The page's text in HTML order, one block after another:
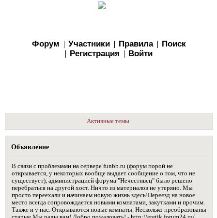
Форум Участники Правила
Поиск
Регистрация
Войти
Активные темы
Объявление
В связи с проблемами на сервере funbb.ru (форум порой не
открывается, у некоторых вообще выдает сообщение о том, что не
существует), администрацией форума "Нечестивец" было решено
перебраться на другой хост. Ничто из материалов не утеряно. Мы
просто переехали и начинаем новую жизнь здесь!Переезд на новое
место всегда сопровождается новыми комнатами, закутками и прочим.
Также и у нас. Открываются новые комнаты. Несколько преобразованы